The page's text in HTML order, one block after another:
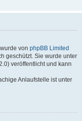
von phpBB Limited
geschützt. Sie wurde unter
veröffentlicht und kann
Anlaufstelle ist unter